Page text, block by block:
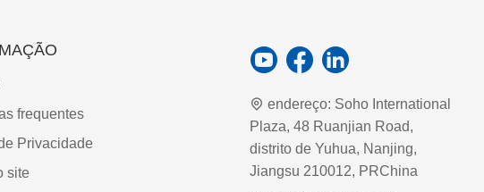
frequentes
Privacidade
site
endereço: Soho International
Plaza, 48 Ruanjian Road,
distrito de Yuhua, Nanjing,
Jiangsu 210012, PRChina